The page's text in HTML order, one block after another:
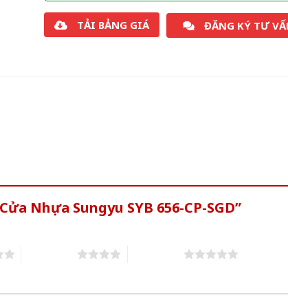
TẢI BẢNG GIÁ ĐĂNG KÝ TƯ
Nhựa Sungyu SYB 656-CP-SGD”